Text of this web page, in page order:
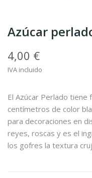
Azúcar
4,00 €
IVA incluido
El Azúcar Perlado
centímetros de color
para decoraciones en
reyes, roscas y es el
los gofres la textura